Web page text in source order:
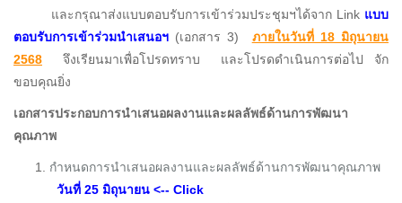
และกรุณาส่งแบบตอบรับการเข้าร่วมประชุมฯได้จาก Link แบบ
ตอบรับการเข้าร่วมนำเสนอฯ (เอกสาร 3) ภายในวันที่ 18 มิถุนายน
2568
จึงเรียนมาเพื่อโปรดทราบ และโปรดดำเนินการต่อไป จัก
ขอบคุณยิ่ง
เอกสารประกอบการนำเสนอผลงานและผลลัพธ์ด้านการพัฒนา
คุณภาพ
กำหนดการนำเสนอผลงานและผลลัพธ์ด้านการพัฒนาคุณภาพ
วันที่ 25 มิถุนายน <-- Click